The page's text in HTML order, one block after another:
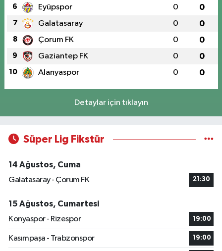
6 Eyüpspor 0 0
7 Galatasaray 0 0
8 Çorum FK 0 0
9 Gaziantep FK 0 0
10 Alanyaspor 0 0
Detaylar için tıklayın
Süper Lig Fikstür
14 Ağustos, Cuma
Galatasaray - Çorum FK
21:30
15 Ağustos, Cumartesi
Konyaspor - Rizespor
19:00
Kasımpaşa - Trabzonspor 19:00